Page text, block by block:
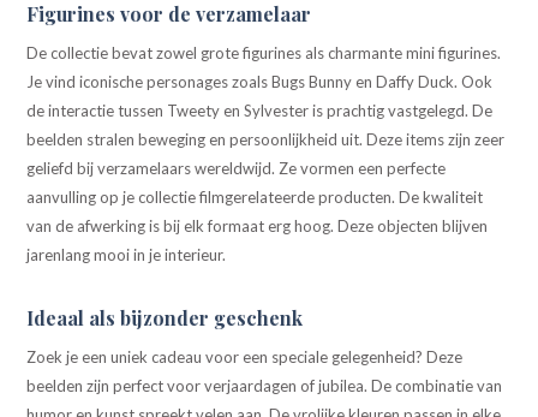
Figurines voor de verzamelaar
De collectie bevat zowel grote figurines als charmante mini figurines.
Je vind iconische personages zoals Bugs Bunny en Daffy Duck. Ook
de interactie tussen Tweety en Sylvester is prachtig vastgelegd. De
beelden stralen beweging en persoonlijkheid uit. Deze items zijn zeer
geliefd bij verzamelaars wereldwijd. Ze vormen een perfecte
aanvulling op je collectie filmgerelateerde producten. De kwaliteit
van de afwerking is bij elk formaat erg hoog. Deze objecten blijven
jarenlang mooi in je interieur.
Ideaal als bijzonder geschenk
Zoek je een uniek cadeau voor een speciale gelegenheid? Deze
beelden zijn perfect voor verjaardagen of jubilea. De combinatie van